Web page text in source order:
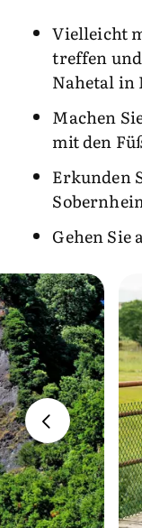
Vielleicht
treffen
Nahetal in
Machen
mit den
Erkunden
Gehen Sie